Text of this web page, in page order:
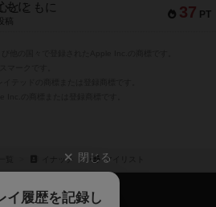
37 PT
とともに
稿
イナッチ マイリスト
閉じる
イ履歴を記録し